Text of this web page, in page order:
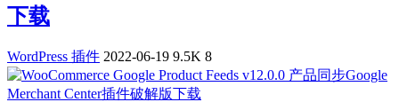
下载
WordPress 插件 2022-06-19 9.5K 8